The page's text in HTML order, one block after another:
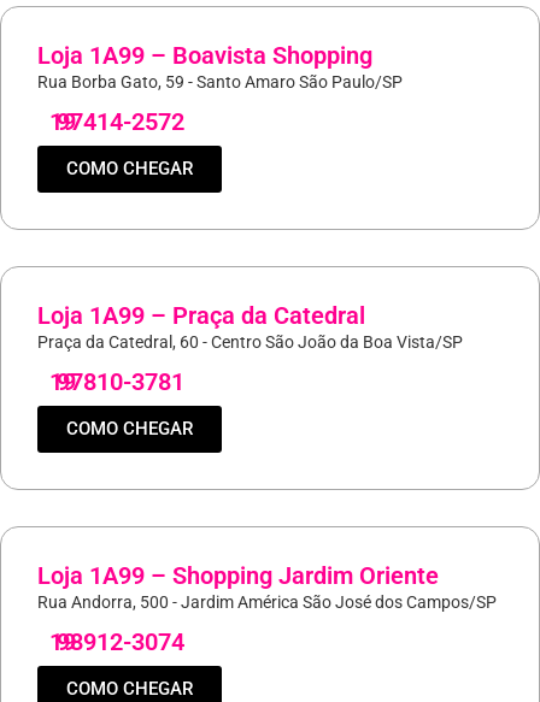
Loja 1A99 – Boavista Shopping
Rua Borba Gato, 59 - Santo Amaro São Paulo/SP
19
97414-2572
COMO CHEGAR
Loja 1A99 – Praça da Catedral
Praça da Catedral, 60 - Centro São João da Boa Vista/SP
19
97810-3781
COMO CHEGAR
Loja 1A99 – Shopping Jardim Oriente
Rua Andorra, 500 - Jardim América São José dos Campos/SP
19
98912-3074
COMO CHEGAR